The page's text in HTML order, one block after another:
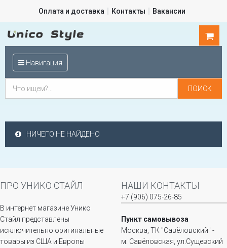
Оплата и доставка Контакты Вакансии
Навигация
НИЧЕГО НЕ НАЙДЕНО
ПРО УНИКО СТАЙЛ
В интернет магазине Унико
Стайл представлены
исключительно оригинальные
товары из США и Европы
НАШИ КОНТАКТЫ
+7 (906) 075-26-85
Пункт самовывоза
Москва, ТК "Савёловский" -
м. Савёловская, ул.Сущевский